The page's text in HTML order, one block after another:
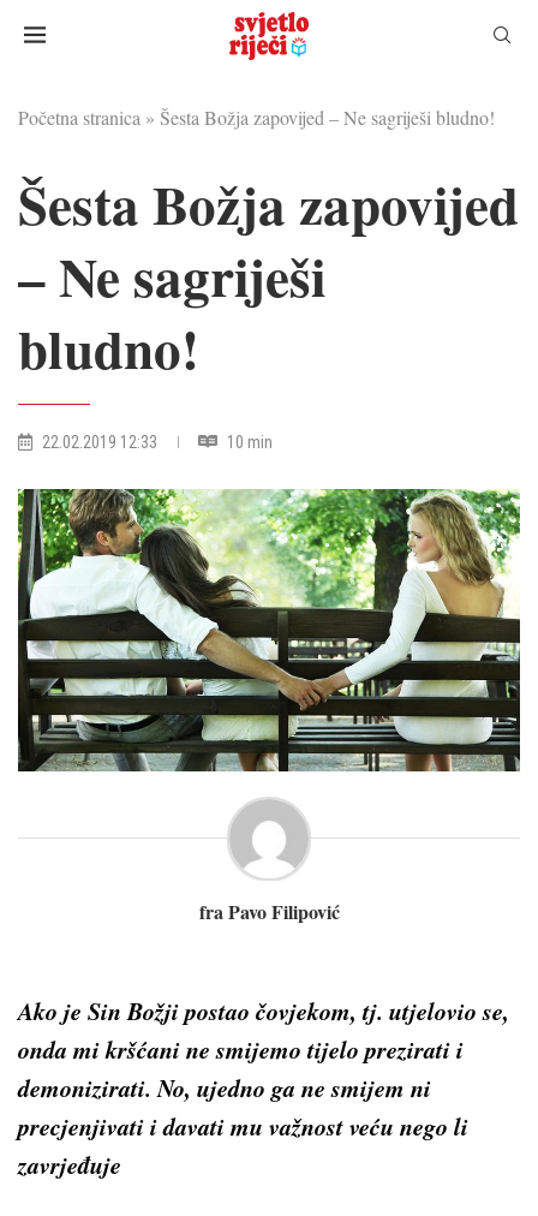
Početna stranica » Šesta Božja zapovijed – Ne sagriješi bludno!
Šesta Božja zapovijed
– Ne sagriješi
bludno!
22.02.2019 12:33 10 min
fra Pavo Filipović
Ako je Sin Božji postao čovjekom, tj. utjelovio se,
onda mi krš­ćani ne smijemo tijelo prezirati i
demonizirati. No, ujedno ga ne smijem ni
precjenjivati i davati mu važnost veću nego li
zavrjeđuje